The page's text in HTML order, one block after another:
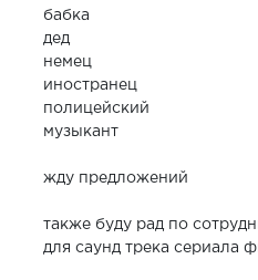
бабка
дед
немец
иностранец
полицейский
музыкант
жду предложений
также буду рад по
для саунд трека сериала